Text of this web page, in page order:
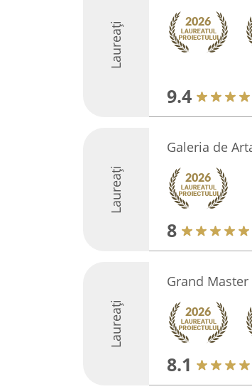
Laureați
9.4
Laureați
Galeria de
8
Laureați
Grand Master
8.1